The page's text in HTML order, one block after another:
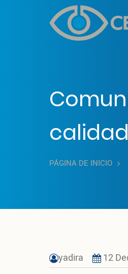
Pasar al contenido principal
calidad
PÁGINA DE INICIO
yadira
12